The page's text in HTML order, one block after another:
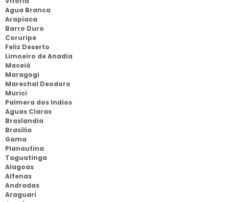
Agua Branca
Arapiaca
Barro Duro
Coruripe
Feliz Deserto
Limoeiro de Anadia
Maceió
Maragogi
Marechal Deodoro
Murici
Palmera dos Indios
Aguas Claras
Braslandia
Brasília
Gama
Planautina
Taguatinga
Alagoas
Alfenas
Andradas
Araguari